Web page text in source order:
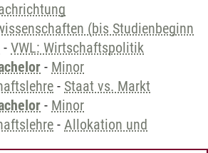
(bis Studienbeginn
- VWL: Wirtschaftspolitik
- Minor
- Staat vs. Markt
- Minor
- Allokation und